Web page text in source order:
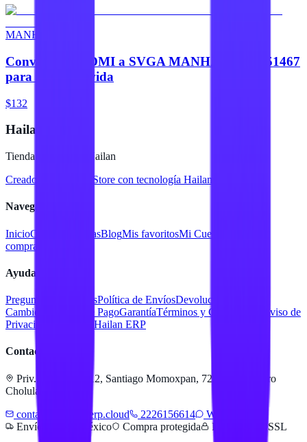
MANHATTAN
Convertidor HDMI a SVGA MANHATTAN 151467
para tu conectivida
$132
Hailan Store
Tienda en línea de Hailan
Creado para
Hailan Store con tecnología Hailan ERP
Navegación
InicioCatálogo MarcasBlogMis favoritosMi Cuenta
compra
Ayuda
Preguntas FrecuentesPolítica de EnvíosDevoluciones y
Cambios
Métodos de PagoGarantíaTérminos y Condiciones
Aviso de
Privacidad
Servicios Hailan ERP
Contacto
Priv. Alejandra 512, Santiago Momoxpan, 72775 San Pedro
Cholula, Pue.
contacto@hailanerp.cloud
2226156614
WhatsApp
Envíos a todo México
Compra protegida
Pago seguro SSL